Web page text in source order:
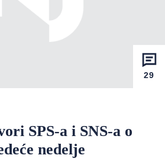
29
SPS-a i SNS-a o
nedelje